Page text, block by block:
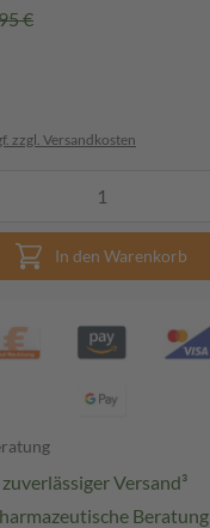
€
zzgl. Versandkosten
In den Warenkorb
Versand³
Beratung